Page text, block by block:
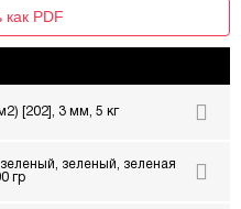
как PDF
[202], 3 мм, 5 кг
зеленый, зеленая
гр